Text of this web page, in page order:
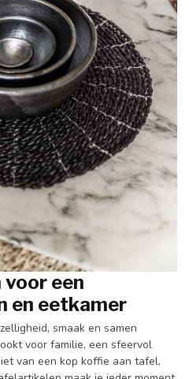
een
en eetkamer
smaak en samen
voor familie, een sfeervol
van een kop koffie aan tafel,